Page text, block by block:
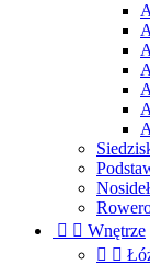
  Wnętrze
 